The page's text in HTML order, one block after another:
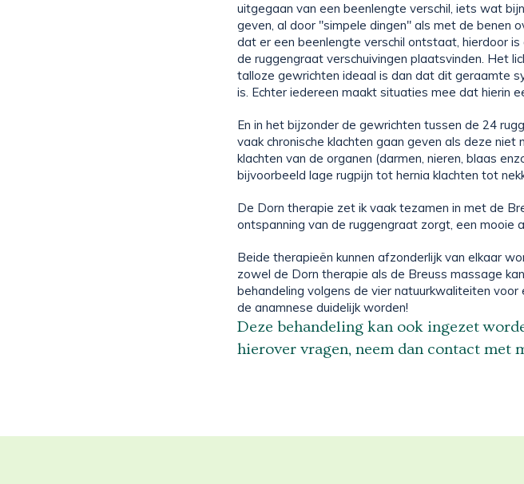
uitgegaan van een beenlengte verschil, iets wat
geven, al door "simpele dingen" als met de benen
dat er een beenlengte verschil ontstaat, hierdoor
de ruggengraat verschuivingen plaatsvinden. Het
talloze gewrichten ideaal is dan dat dit geraamte
is. Echter iedereen maakt situaties mee dat hierin
En in het bijzonder de gewrichten tussen de 24
vaak chronische klachten gaan geven als deze
klachten van de organen (darmen, nieren, blaas
bijvoorbeeld lage rugpijn tot hernia klachten tot
De Dorn therapie zet ik vaak tezamen in met de
ontspanning van de ruggengraat zorgt, een mooie
Beide therapieën kunnen afzonderlijk van elkaar
zowel de Dorn therapie als de Breuss massage
behandeling volgens de vier natuurkwaliteiten
de anamnese duidelijk worden!
Deze behandeling kan ook ingezet
hierover vragen, neem dan contact met